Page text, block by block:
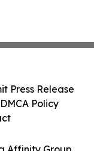
Press Release
Policy